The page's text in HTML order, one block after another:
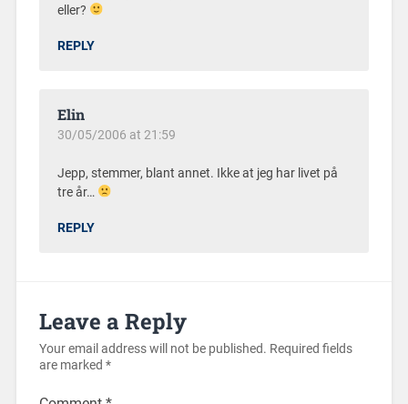
eller?
REPLY
Elin
30/05/2006 at 21:59
Jepp, stemmer, blant annet. Ikke at jeg har livet på
tre år…
REPLY
Leave a Reply
Your email address will not be published. Required fields
are marked *